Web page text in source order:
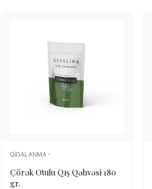
QIDALANMA -
Çörək Otulu Qış Qəhvəsi 180
gr.